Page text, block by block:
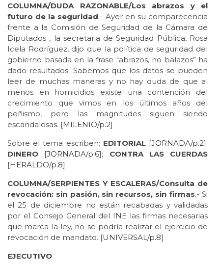
COLUMNA/DUDA RAZONABLE/Los abrazos y el
futuro de la seguridad.- Ayer en su comparecencia
frente a la Comisión de Seguridad de la Cámara de
Diputados , la secretaria de Seguridad Pública, Rosa
Icela Rodríguez, dijo que la política de seguridad del
gobierno basada en la frase “abrazos, no balazos” ha
dado resultados. Sabemos que los datos se pueden
leer de muchas maneras y no hay duda de que al
menos en homicidios existe una contención del
crecimiento que vimos en los últimos años del
peñismo, pero las magnitudes siguen siendo
escandalosas. [MILENIO/p.2]
Sobre el tema escriben: EDITORIAL[JORNADA/p.2];
DINERO [JORNADA/p.6]; CONTRA LAS CUERDAS
[HERALDO/p.8]
COLUMNA/SERPIENTES Y ESCALERAS/Consulta de
revocación: sin pasión, sin recursos, sin firmas.- Si
el 25 de diciembre no están recabadas y validadas
por el Consejo General del INE las firmas necesarias
que marca la ley, no se podría realizar el ejercicio de
revocación de mandato. [UNIVERSAL/p.8]
EJECUTIVO